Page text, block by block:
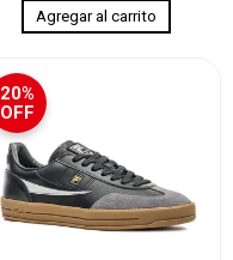
20%
OFF